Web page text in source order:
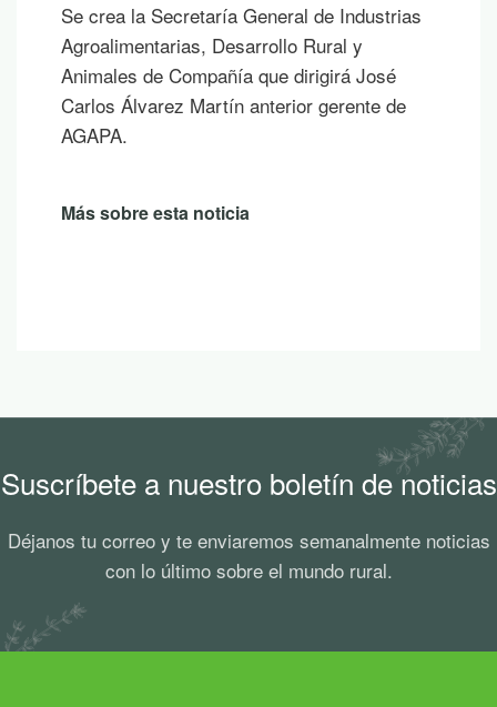
Se crea la Secretaría General de Industrias
Agroalimentarias, Desarrollo Rural y
Animales de Compañía que dirigirá José
Carlos Álvarez Martín anterior gerente de
AGAPA.
Más sobre esta noticia
Suscríbete a nuestro boletín de noticias
Déjanos tu correo y te enviaremos semanalmente noticias
con lo último sobre el mundo rural.